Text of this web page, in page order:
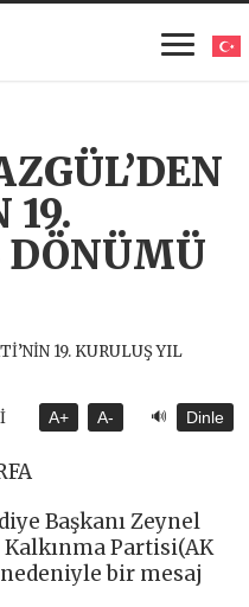
19.
DÖNÜMÜ
A+ A- 🔊 Dinle
Başkanı Zeynel
Partisi(AK
nedeniyle bir mesaj